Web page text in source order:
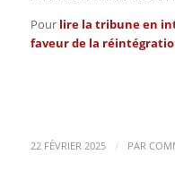
Pourlire la tribune en
faveur de la
22 FÉVRIER 2025 / PAR